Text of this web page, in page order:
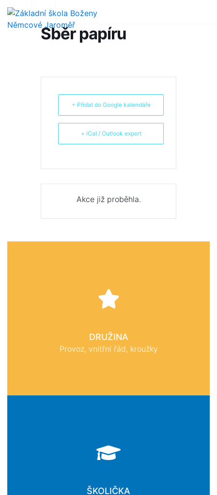
Sběr papíru
+ Přidat do Google kalendáře
+ iCal / Outlook export
Akce již proběhla.
DRUŽINA
Provoz, vnitřní řád, kroužky
ŠKOLIČKA